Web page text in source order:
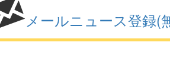
メールニュース登録(